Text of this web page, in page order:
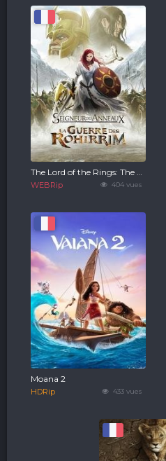
404 vues
The Lord of the Rings: The War of the Rohirrim
WEBRip
433 vues
Moana 2
HDRip